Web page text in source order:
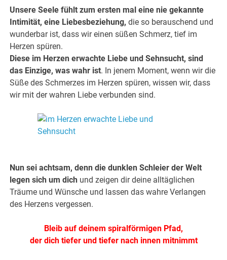
Unsere Seele fühlt zum ersten mal eine nie gekannte
Intimität, eine Liebesbeziehung, die so berauschend und
wunderbar ist, dass wir einen süßen Schmerz, tief im
Herzen spüren.
Diese im Herzen erwachte Liebe und Sehnsucht, sind
das Einzige, was wahr ist. In jenem Moment, wenn wir die
Süße des Schmerzes im Herzen spüren, wissen wir, dass
wir mit der wahren Liebe verbunden sind.
Nun sei achtsam, denn die dunklen Schleier der Welt
legen sich um dich und zeigen dir deine alltäglichen
Träume und Wünsche und lassen das wahre Verlangen
des Herzens vergessen.
Bleib auf deinem spiralförmigen Pfad,
der dich tiefer und tiefer nach innen mitnimmt